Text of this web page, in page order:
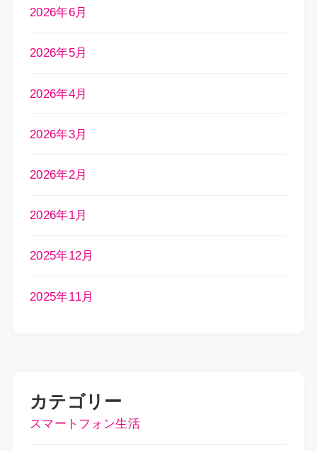
2026年6月
2026年5月
2026年4月
2026年3月
2026年2月
2026年1月
2025年12月
2025年11月
カテゴリー
スマートフォン生活